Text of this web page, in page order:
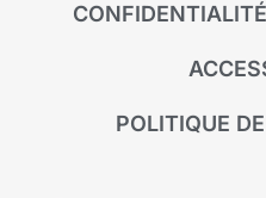
CONFIDENTIALITÉ
POLITIQUE